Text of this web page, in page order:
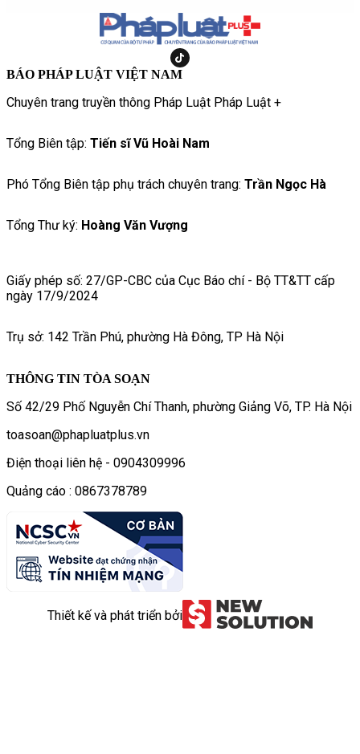
BÁO PHÁP LUẬT VIỆT NAM
Chuyên trang truyền thông Pháp Luật Pháp Luật +
Tổng Biên tập: Tiến sĩ Vũ Hoài Nam
Phó Tổng Biên tập phụ trách chuyên trang: Trần Ngọc Hà
Tổng Thư ký: Hoàng Văn Vượng
Giấy phép số: 27/GP-CBC của Cục Báo chí - Bộ TT&TT cấp
ngày 17/9/2024
Trụ sở: 142 Trần Phú, phường Hà Đông, TP Hà Nội
THÔNG TIN TÒA SOẠN
Số 42/29 Phố Nguyễn Chí Thanh, phường Giảng Võ, TP. Hà Nội
toasoan@phapluatplus.vn
Điện thoại liên hệ - 0904309996
Quảng cáo : 0867378789
Thiết kế và phát triển bởi